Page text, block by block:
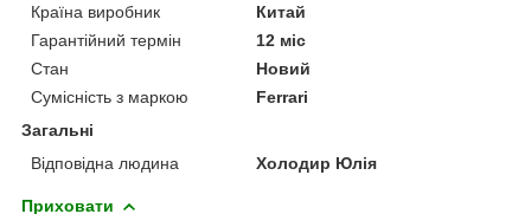
Країна виробник
Китай
Гарантійний термін
12 міс
Стан
Новий
Сумісність з маркою
Ferrari
Загальні
Відповідна людина
Холодир Юлія
Приховати